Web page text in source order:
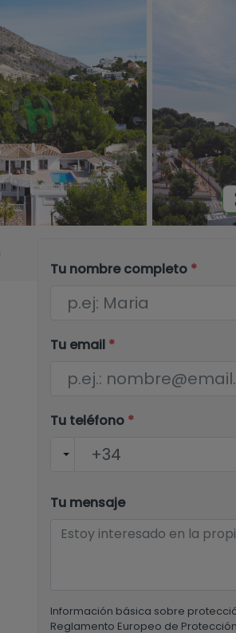
Tu nombre completo *
Tu email *
Tu teléfono *
Tu mensaje
Información básica sobre
Reglamento Europeo de